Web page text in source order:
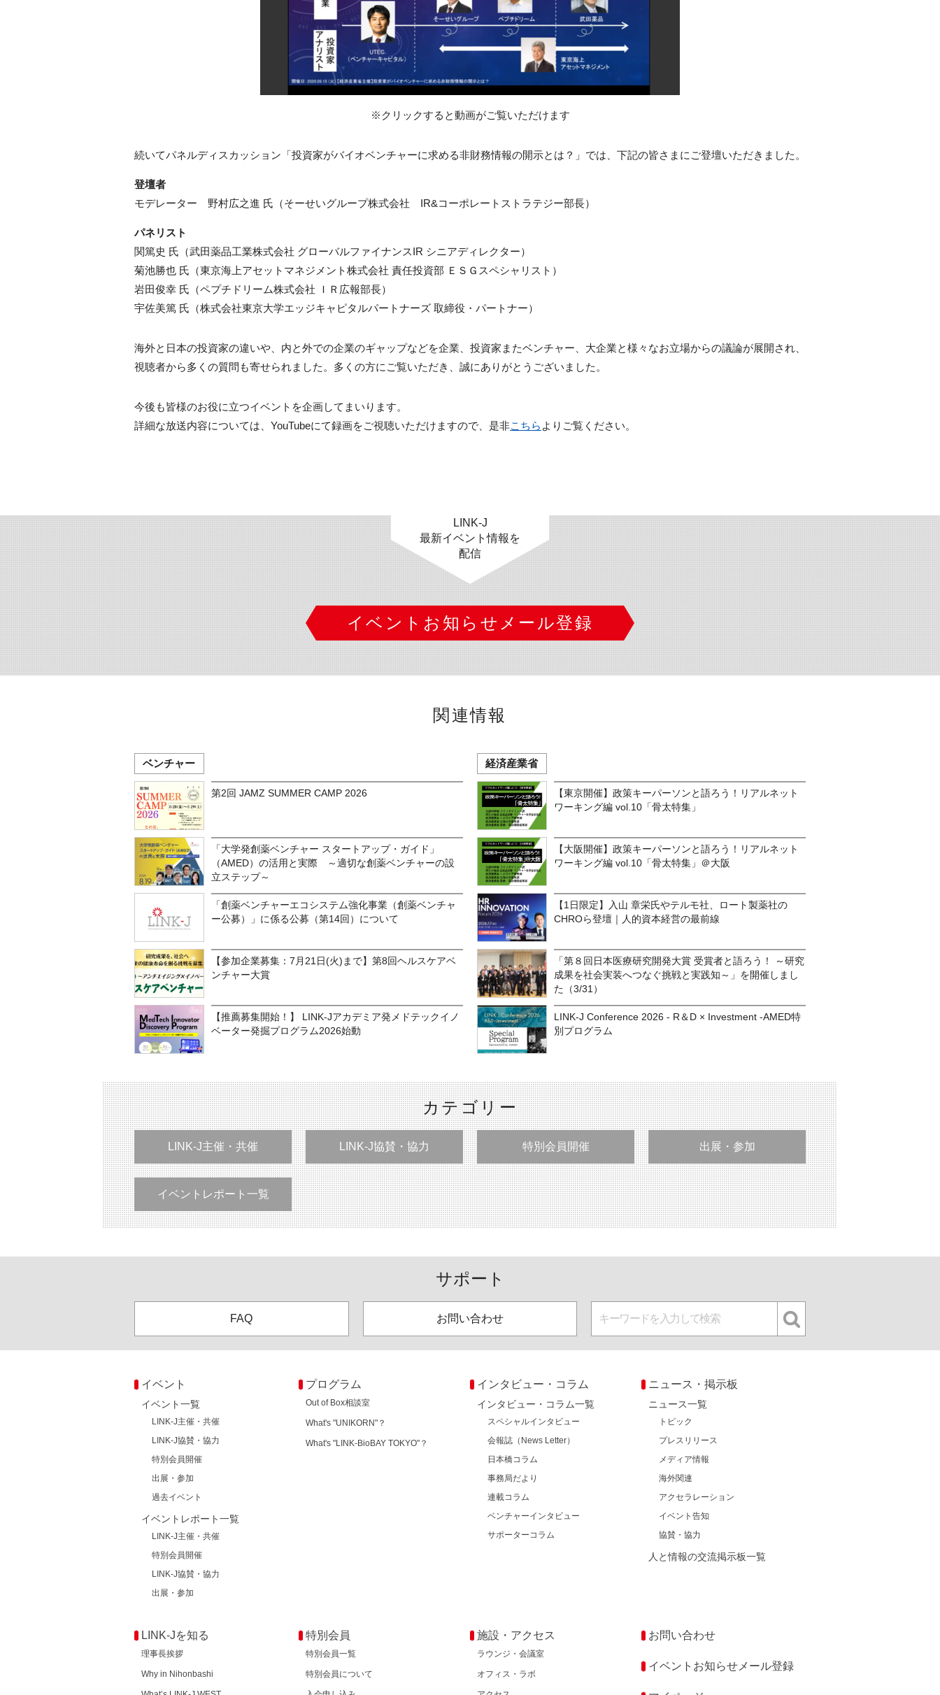
※クリックすると動画がご覧いただけます
続いてパネルディスカッション「投資家がバイオベンチャーに求める非財務情報の開示とは？」では、下記の皆さまにご登壇いただきました。
登壇者
モデレーター 野村広之進 氏（そーせいグループ株式会社 IR&コーポレートストラテジー部長）
パネリスト
関篤史 氏（武田薬品工業株式会社 グローバルファイナンスIR シニアディレクター）
菊池勝也 氏（東京海上アセットマネジメント株式会社 責任投資部 ＥＳＧスペシャリスト）
岩田俊幸 氏（ペプチドリーム株式会社 ＩＲ広報部長）
宇佐美篤 氏（株式会社東京大学エッジキャピタルパートナーズ 取締役・パートナー）
海外と日本の投資家の違いや、内と外での企業のギャップなどを企業、投資家またベンチャー、大企業と様々なお立場からの議論が展開され、
視聴者から多くの質問も寄せられました。多くの方にご覧いただき、誠にありがとうございました。
今後も皆様のお役に立つイベントを企画してまいります。
詳細な放送内容については、 YouTubeにて録画をご視聴いただけますので、是非こちら よりご覧ください。
LINK-J
最新イベント情報を
配信
イベントお知らせメール登録
関連情報
ベンチャー
第2回 JAMZ SUMMER CAMP 2026
「大学発創薬ベンチャー スタートアップ・ガイド」
（AMED）の活用と実際 ～適切な創薬ベンチャーの設
立ステップ～
「創薬ベンチャーエコシステム強化事業（創薬ベンチャ
ー公募）」に係る公募（第14回）について
【参加企業募集：7月21日(火)まで】第8回ヘルスケアベ
ンチャー大賞
【推薦募集開始！】 LINK-Jアカデミア発メドテックイノ
ベーター発掘プログラム2026始動
経済産業省
【東京開催】政策キーパーソンと語ろう！リアルネット
ワーキング編 vol.10「骨太特集」
【大阪開催】政策キーパーソンと語ろう！リアルネット
ワーキング編 vol.10「骨太特集」＠大阪
【1日限定】入山 章栄氏やテルモ社、ロート製薬社の
CHROら登壇｜人的資本経営の最前線
「第８回日本医療研究開発大賞 受賞者と語ろう！ ～研究
成果を社会実装へつなぐ挑戦と実践知～」を開催しまし
た（3/31）
LINK-J Conference 2026 - R＆D × Investment -AMED特
別プログラム
カテゴリー
LINK-J主催・共催 LINK-J協賛・協力 特別会員開催 出展・参加
イベントレポート一覧
サポート
FAQ お問い合わせ
イベント
イベント一覧
LINK-J主催・共催
LINK-J協賛・協力
特別会員開催
出展・参加
過去イベント
イベントレポート一覧
LINK-J主催・共催
特別会員開催
LINK-J協賛・協力
出展・参加
プログラム
Out of Box相談室
What's "UNIKORN"？
What's "LINK-BioBAY TOKYO"？
インタビュー・コラム
インタビュー・コラム一覧
スペシャルインタビュー
会報誌（News Letter）
日本橋コラム
事務局だより
連載コラム
ベンチャーインタビュー
サポーターコラム
ニュース・掲示板
ニュース一覧
トピック
プレスリリース
メディア情報
海外関連
アクセラレーション
イベント告知
協賛・協力
人と情報の交流掲示板一覧
LINK-Jを知る
理事長挨拶
Why in Nihonbashi
特別会員
特別会員一覧
特別会員について
施設・アクセス
ラウンジ・会議室
オフィス・ラボ
お問い合わせ
イベントお知らせメール登録